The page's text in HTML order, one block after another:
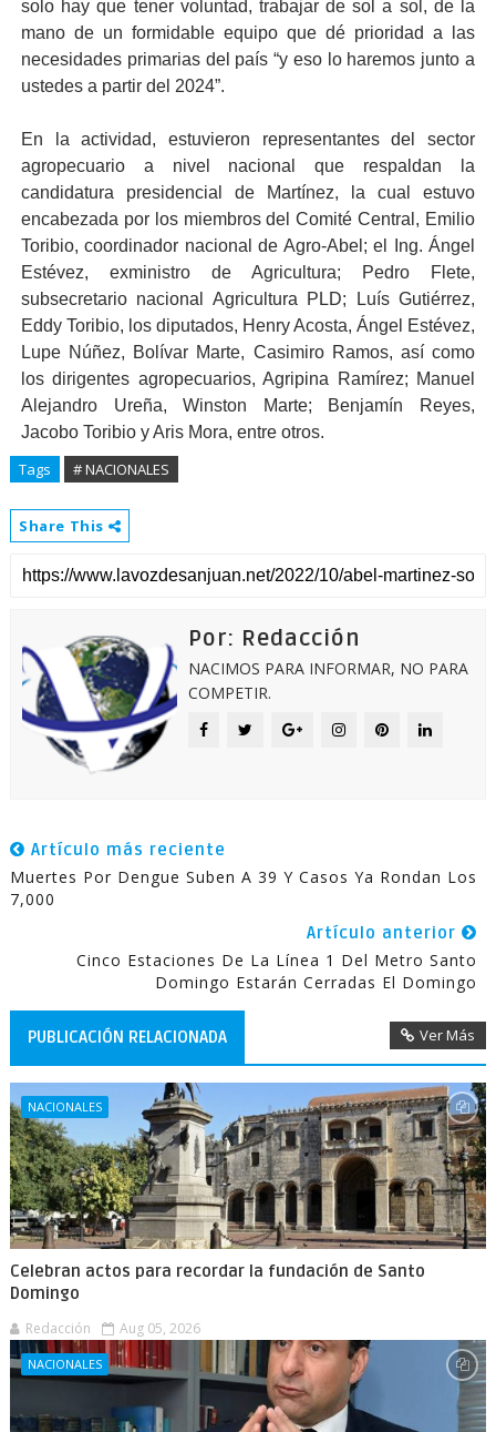
solo hay que tener voluntad, trabajar de sol a sol, de la
mano de un formidable equipo que dé prioridad a las
necesidades primarias del país “y eso lo haremos junto a
ustedes a partir del 2024”.
En la actividad, estuvieron representantes del sector
agropecuario a nivel nacional que respaldan la
candidatura presidencial de Martínez, la cual estuvo
encabezada por los miembros del Comité Central, Emilio
Toribio, coordinador nacional de Agro-Abel; el Ing. Ángel
Estévez, exministro de Agricultura; Pedro Flete,
subsecretario nacional Agricultura PLD; Luís Gutiérrez,
Eddy Toribio, los diputados, Henry Acosta, Ángel Estévez,
Lupe Núñez, Bolívar Marte, Casimiro Ramos, así como
los dirigentes agropecuarios, Agripina Ramírez; Manuel
Alejandro Ureña, Winston Marte; Benjamín Reyes,
Jacobo Toribio y Aris Mora, entre otros.
Tags # NACIONALES
Share This
Por: Redacción
NACIMOS PARA INFORMAR, NO PARA
COMPETIR.
Artículo más reciente
Muertes Por Dengue Suben A 39 Y Casos Ya Rondan Los
7,000
Artículo anterior
Cinco Estaciones De La Línea 1 Del Metro Santo
Domingo Estarán Cerradas El Domingo
PUBLICACIÓN RELACIONADA Ver Más
NACIONALES
Celebran actos para recordar la fundación de Santo
Domingo
Redacción Aug 05, 2026
NACIONALES